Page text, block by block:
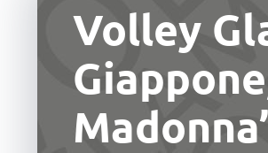
Volley
Madonna’